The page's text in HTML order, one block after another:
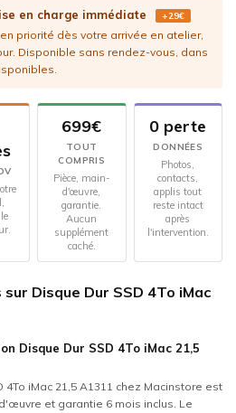
en charge immédiate +29€
priorité dès votre arrivée en atelier,
Disponible sans rendez-vous, dans
699€
TOUT
COMPRIS
Pièce, main-
d'œuvre,
garantie.
Aucun
supplément
caché.
0 perte
DONNÉES
Photos,
contacts,
applis tout
reste intact
après
l'intervention.
Disque Dur SSD 4To iMac
Disque Dur SSD 4To iMac 21,5
iMac 21,5 A1311 chez Macinstore est
et garantie 6 mois inclus. Le